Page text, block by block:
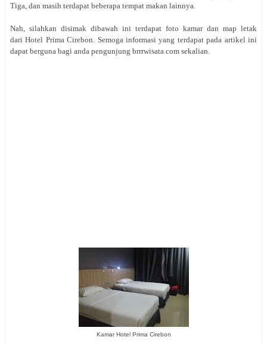
Tiga, dan masih terdapat beberapa tempat makan lainnya.
Nah, silahkan disimak dibawah ini terdapat foto kamar dan map letak
dari Hotel Prima Cirebon. Semoga informasi yang terdapat pada artikel ini
dapat berguna bagi anda pengunjung brrrwisata.com sekalian.
Kamar Hotel Prima Cirebon